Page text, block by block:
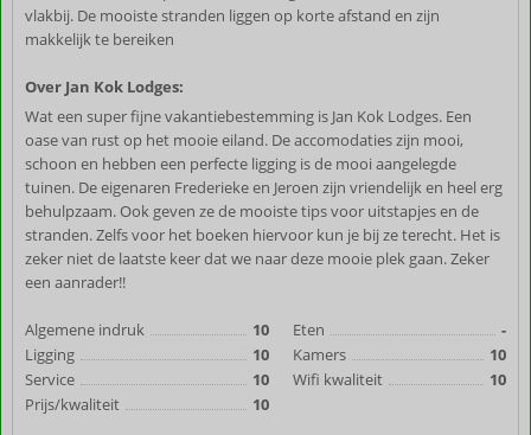
vlakbij. De mooiste stranden liggen op korte afstand en zijn
makkelijk te bereiken
Over Jan Kok Lodges:
Wat een super fijne vakantiebestemming is Jan Kok Lodges. Een
oase van rust op het mooie eiland. De accomodaties zijn mooi,
schoon en hebben een perfecte ligging is de mooi aangelegde
tuinen. De eigenaren Frederieke en Jeroen zijn vriendelijk en heel erg
behulpzaam. Ook geven ze de mooiste tips voor uitstapjes en de
stranden. Zelfs voor het boeken hiervoor kun je bij ze terecht. Het is
zeker niet de laatste keer dat we naar deze mooie plek gaan. Zeker
een aanrader!!
Algemene indruk
10
Ligging
10
Service
10
Prijs/kwaliteit
10
Eten
-
Kamers
10
Wifi kwaliteit
10